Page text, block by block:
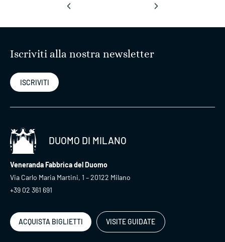
‹ ›
Iscriviti alla nostra newsletter
ISCRIVITI
DUOMO DI MILANO
Veneranda Fabbrica del Duomo
Via Carlo Maria Martini, 1 – 20122 Milano
+39 02 361 691
ACQUISTA BIGLIETTI VISITE GUIDATE